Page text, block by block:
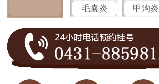
毛囊炎 甲沟炎